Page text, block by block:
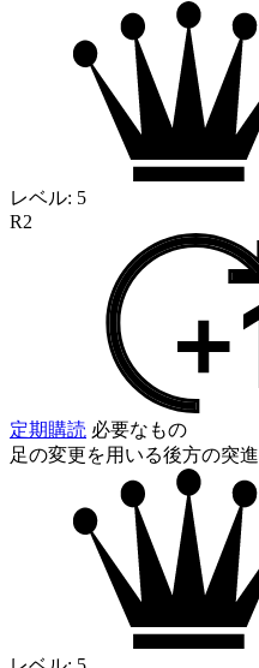
レベル: 5
R2
定期購読 必要なもの
足の変更を用いる後方の突進